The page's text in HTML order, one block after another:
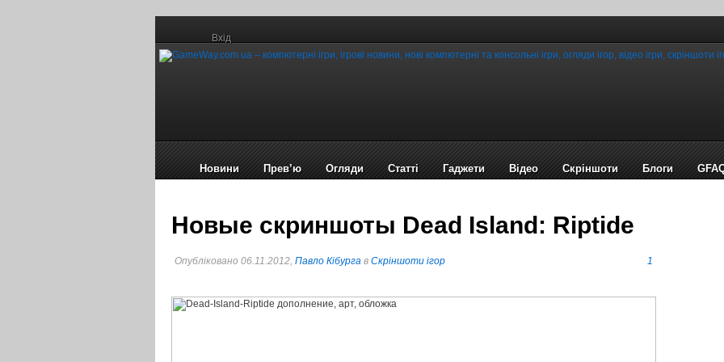
Вхід
Новини Прев’ю Огляди Статті Гаджети Відео Cкріншоти Блоги
Новые скриншоты Dead Island: Riptide
Опубліковано 06.11.2012, Павло Кібурга в Cкріншоти ігор 1